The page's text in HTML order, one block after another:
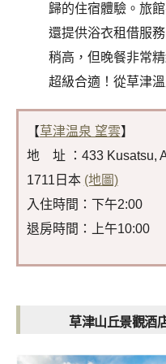
歸的住宿體驗。旅
還提供浴衣租借服
稍高，但晚餐非常
超級合適！從草津
【草津温泉 望雲】
地 址 ：433 Kusatsu,
1711日本 (地圖)
入住時間：下午2:00
退房時間：上午10:00
草津山丘景觀酒